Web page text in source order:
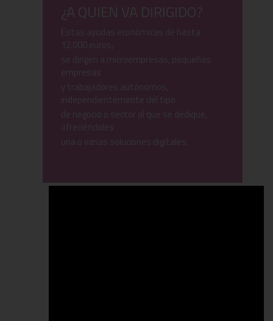
¿A QUIEN VA DIRIGIDO?
Estas ayudas económicas de hasta
12.000 euros,
se dirigen a microempresas, pequeñas
empresas
y trabajadores autónomos,
independientemente del tipo
de negocio o sector al que se dedique,
ofreciéndoles
una o varias soluciones digitales.